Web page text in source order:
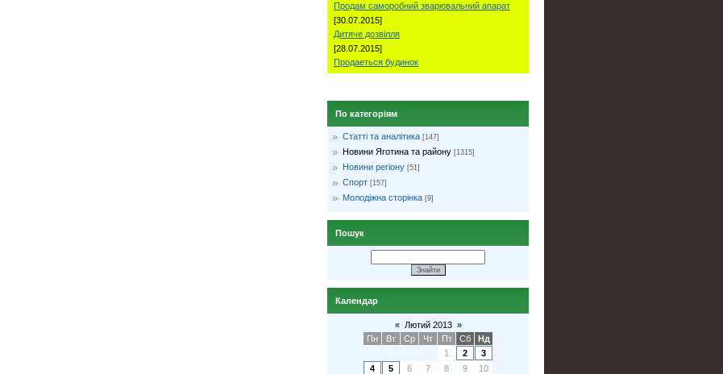
Продам саморобний зварювальний апарат
[30.07.2015]
Дитяче дозвілля
[28.07.2015]
Продаеться будинок
По категоріям
Статті та аналітика [147]
Новини Яготина та району [1315]
Новини регіону [51]
Спорт [157]
Молодіжна сторінка [9]
Пошук
Календар
« Лютий 2013 »
Пн
Вт Ср Чт Пт Сб
Нд
1
2
3
4
5 6 7 8 9
10